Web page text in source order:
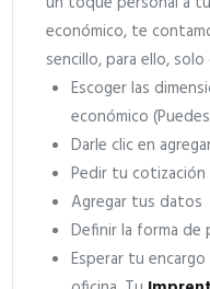
económico, te
sencillo, para ello,
Escoger las
económico
Darle clic en
Pedir tu
Agregar tus datos
Definir la forma de
Esperar tu